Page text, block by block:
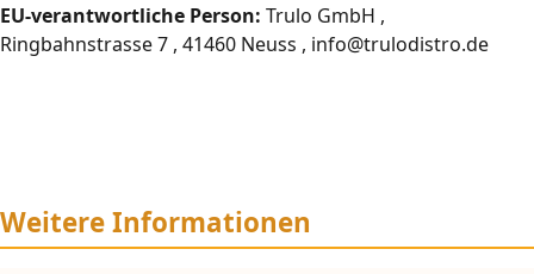
EU-verantwortliche Person: Trulo GmbH ,
Ringbahnstrasse 7 , 41460 Neuss , info@trulodistro.de
Weitere Informationen